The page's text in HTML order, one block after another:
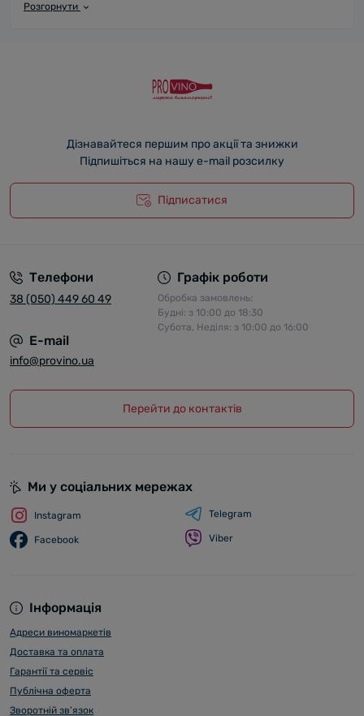
ВиноSHILDA
SHILDA, расположенная на 6 га, оснащена современным
благодаря гармоничному сочетанию многовековых
традиций с инновациями.
Розгорнути
Дізнавайтеся першим про акції та знижки
Підпишіться на нашу e-mail розсилку
Підписатися
Телефони
38 (050) 449 60 49
Графік роботи
Обробка замовлень:
Будні: з 10:00 до 18:30
Субота, Неділя: з 10:00 до 16:00
E-mail
info@provino.ua
Перейти до контактів
Інформація
Адреси виномаркетів
Доставка та оплата
Гарантії та сервіс
Публічна оферта
Зворотній зв’язок
Ми у соціальних мережах
Instagram
Facebook
Telegram
Viber